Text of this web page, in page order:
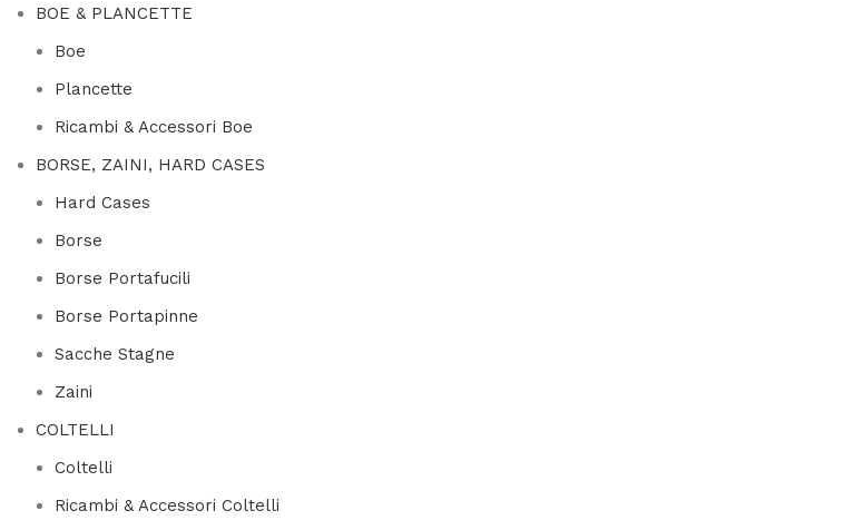
BOE & PLANCETTE
Boe
Plancette
Ricambi & Accessori Boe
BORSE, ZAINI, HARD CASES
Hard Cases
Borse
Borse Portafucili
Borse Portapinne
Sacche Stagne
Zaini
COLTELLI
Coltelli
Ricambi & Accessori Coltelli